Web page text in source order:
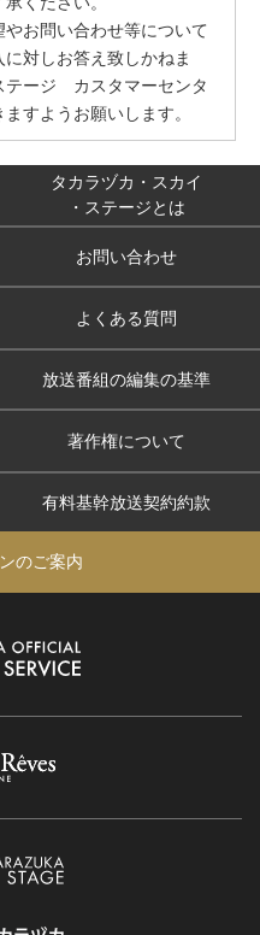
お問い合わせ等について
対しお答え致しかねま
テージ カスタマーセンタ
すようお願いします。
タカラヅカ・スカイ
・ステージとは
お問い合わせ
よくある質問
放送番組の編集の基準
著作権について
有料基幹放送契約約款
のご案内